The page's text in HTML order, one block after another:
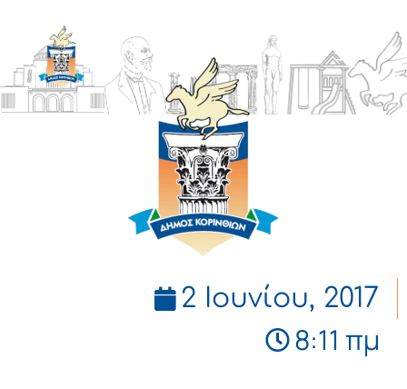
ΔΗΜΟΣ
ΚΟΡΙΝΘΙΩΝ
2 Ιουνίου, 2017
8:11 πμ